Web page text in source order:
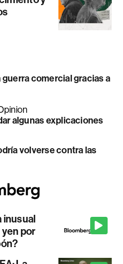
comercial gracias a
algunas explicaciones
volverse contra las
inusual
por